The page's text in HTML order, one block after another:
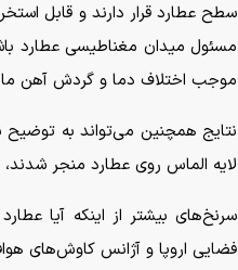
سطح عطارد قرار دارند و قابل
مسئول میدان مغناطیسی عطارد
موجب اختلاف دما و گردش آهن
نتایج همچنین می‌تواند به توضیح
لایه الماس روی عطارد منجر
سرنخ‌های بیشتر از اینکه آیا